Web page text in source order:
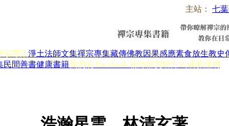
主站： 七
宗專集淨土法師文集禪宗專集藏傳佛教因果感應素食放生教史
民間善書健康書籍我們的 Facebook 粉絲群贊助方式戒邪淫網